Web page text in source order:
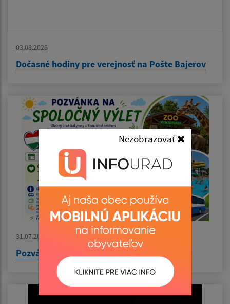
Nezobrazovať
03.08.2026
Dočasné hodiny pre verejnosť na Pošte Bajerov
31.07.2026
Pozvánka na výlet do Nyíregyházy